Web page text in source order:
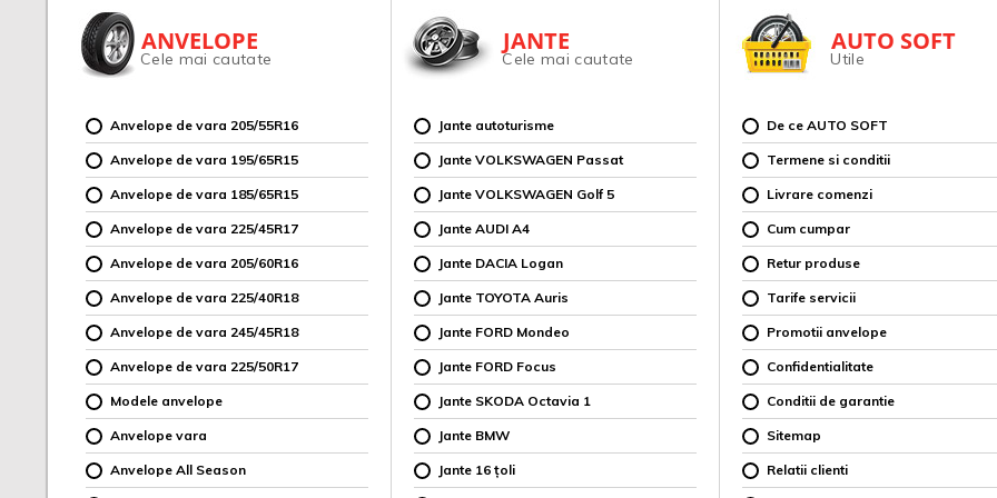
ANVELOPE
Cele mai cautate
Anvelope de vara 205/55R16
Anvelope de vara 195/65R15
Anvelope de vara 185/65R15
Anvelope de vara 225/45R17
Anvelope de vara 205/60R16
Anvelope de vara 225/40R18
Anvelope de vara 245/45R18
Anvelope de vara 225/50R17
Modele anvelope
Anvelope vara
Anvelope All Season
JANTE
Cele mai cautate
Jante autoturisme
Jante VOLKSWAGEN Passat
Jante VOLKSWAGEN Golf 5
Jante AUDI A4
Jante DACIA Logan
Jante TOYOTA Auris
Jante FORD Mondeo
Jante FORD Focus
Jante SKODA Octavia 1
Jante BMW
Jante 16 țoli
AUTO SOFT
Utile
De ce AUTO SOFT
Termene si conditii
Livrare comenzi
Cum cumpar
Retur produse
Tarife servicii
Promotii anvelope
Confidentialitate
Conditii de garantie
Sitemap
Relatii clienti